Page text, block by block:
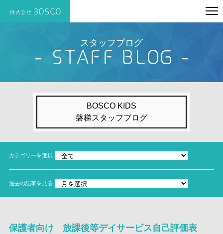
スタッフブログ
BOSCO KIDS
磐梯スタッフブログ
カテゴリーを選択
過去の記事を見る
保護者向け 放課後等デイサービス自己評価表